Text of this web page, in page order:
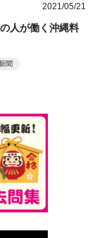
2021/05/21
人が働く沖縄料
聞